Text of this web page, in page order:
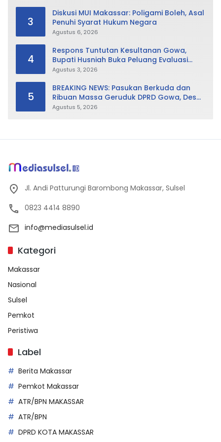
3
Diskusi MUI Makassar: Poligami Boleh, Asal
Penuhi Syarat Hukum Negara
Agustus 6, 2026
4
Respons Tuntutan Kesultanan Gowa,
Bupati Husniah Buka Peluang Evaluasi
Perda LAD: Bisa Direvisi Bahkan Diganti
Agustus 3, 2026
5
BREAKING NEWS: Pasukan Berkuda dan
Ribuan Massa Geruduk DPRD Gowa, Desak
Cabut Perda LAD
Agustus 5, 2026
Jl. Andi Patturungi Barombong Makassar, Sulsel
0823 4414 8890
info@mediasulsel.id
Kategori
Makassar
Nasional
Sulsel
Pemkot
Peristiwa
Label
Berita Makassar
Pemkot Makassar
ATR/BPN MAKASSAR
ATR/BPN
DPRD KOTA MAKASSAR